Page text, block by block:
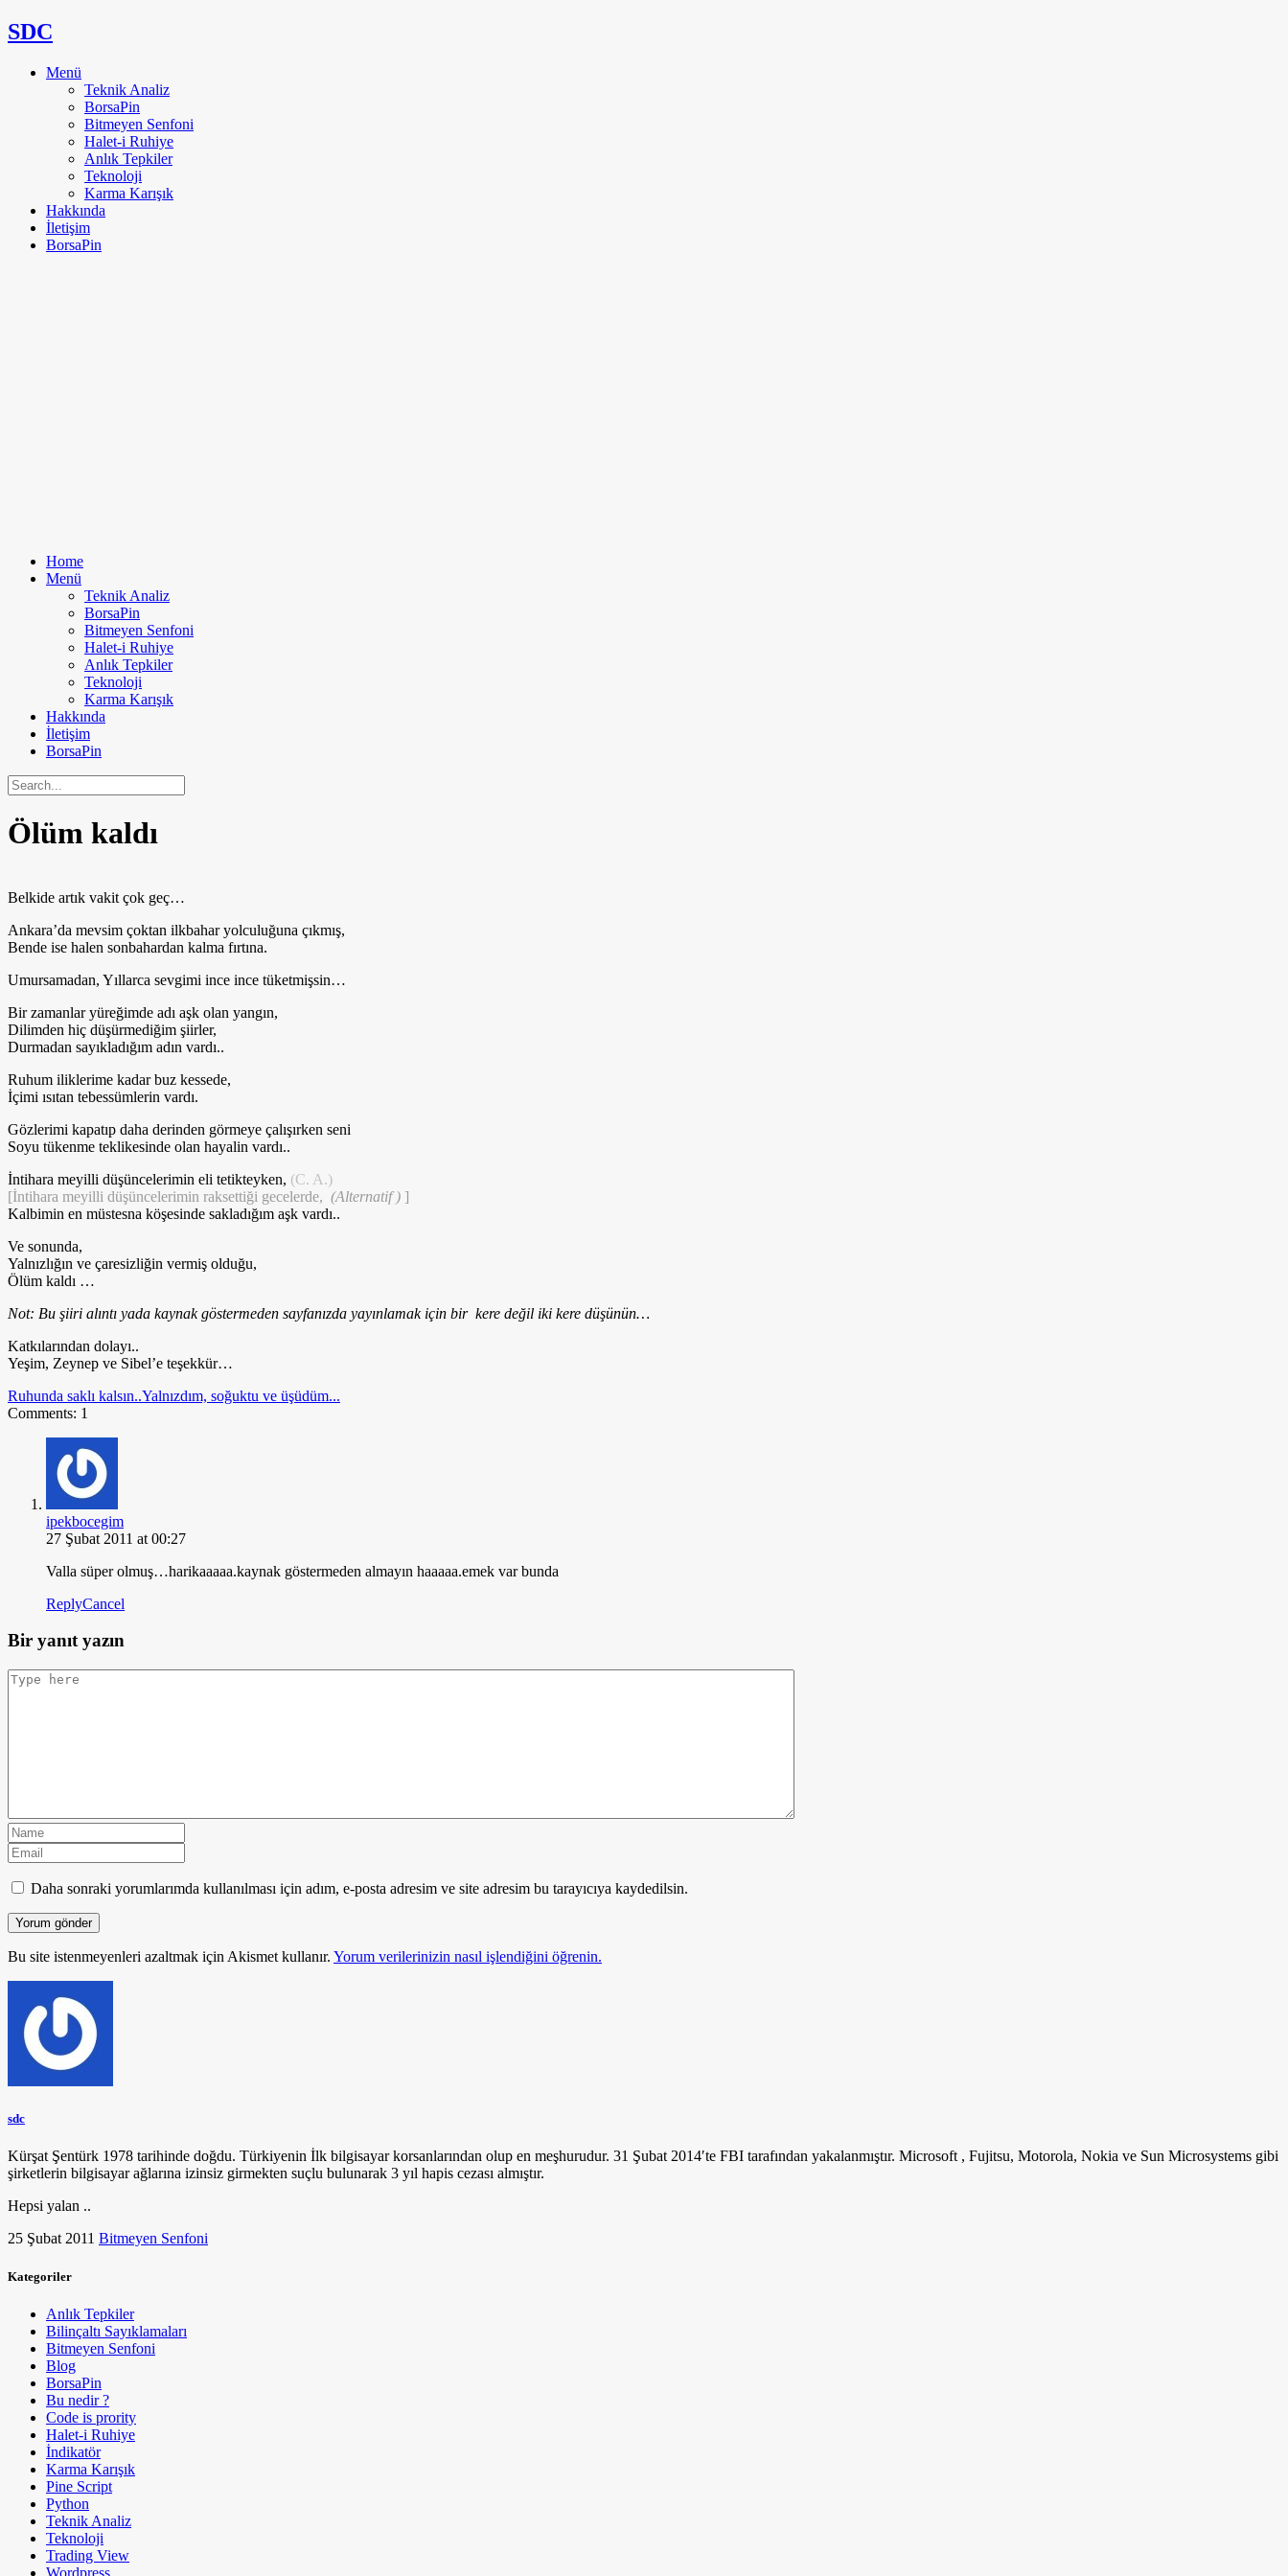
SDC
Menü
Teknik Analiz
BorsaPin
Bitmeyen Senfoni
Halet-i Ruhiye
Anlık Tepkiler
Teknoloji
Karma Karışık
Hakkında
İletişim
BorsaPin
Home
Menü
Teknik Analiz
BorsaPin
Bitmeyen Senfoni
Halet-i Ruhiye
Anlık Tepkiler
Teknoloji
Karma Karışık
Hakkında
İletişim
BorsaPin
Ölüm kaldı
Belkide artık vakit çok geç…
Ankara’da mevsim çoktan ilkbahar yolculuğuna çıkmış,
Bende ise halen sonbahardan kalma fırtına.
Umursamadan, Yıllarca sevgimi ince ince tüketmişsin…
Bir zamanlar yüreğimde adı aşk olan yangın,
Dilimden hiç düşürmediğim şiirler,
Durmadan sayıkladığım adın vardı..
Ruhum iliklerime kadar buz kessede,
İçimi ısıtan tebessümlerin vardı.
Gözlerimi kapatıp daha derinden görmeye çalışırken seni
Soyu tükenme teklikesinde olan hayalin vardı..
İntihara meyilli düşüncelerimin eli tetikteyken, (C. A.)
[İntihara meyilli düşüncelerimin raksettiği gecelerde, (Alternatif ) ]
Kalbimin en müstesna köşesinde sakladığım aşk vardı..
Ve sonunda,
Yalnızlığın ve çaresizliğin vermiş olduğu,
Ölüm kaldı …
Not: Bu şiiri alıntı yada kaynak göstermeden sayfanızda yayınlamak için bir kere değil iki kere düşünün…
Katkılarından dolayı..
Yeşim, Zeynep ve Sibel’e teşekkür…
Ruhunda saklı kalsın..Yalnızdım, soğuktu ve üşüdüm...
Comments: 1
ipekbocegim
27 Şubat 2011 at 00:27
Valla süper olmuş…harikaaaaa.kaynak göstermeden almayın haaaaa.emek var bunda
ReplyCancel
Bir yanıt yazın
Daha sonraki yorumlarımda kullanılması için adım, e-posta adresim ve site adresim bu tarayıcıya kaydedilsin.
Bu site istenmeyenleri azaltmak için Akismet kullanır. Yorum verilerinizin nasıl işlendiğini öğrenin.
sdc
Kürşat Şentürk 1978 tarihinde doğdu. Türkiyenin İlk bilgisayar korsanlarından olup en meşhurudur. 31 Şubat 2014′te FBI tarafından yakalanmıştır. Microsoft , Fujitsu, Motorola, Nokia ve Sun Microsystems gibi
şirketlerin bilgisayar ağlarına izinsiz girmekten suçlu bulunarak 3 yıl hapis cezası almıştır.
Hepsi yalan ..
25 Şubat 2011 Bitmeyen Senfoni
Kategoriler
Anlık Tepkiler
Bilinçaltı Sayıklamaları
Bitmeyen Senfoni
Blog
BorsaPin
Bu nedir ?
Code is prority
Halet-i Ruhiye
İndikatör
Karma Karışık
Pine Script
Python
Teknik Analiz
Teknoloji
Trading View
Wordpress